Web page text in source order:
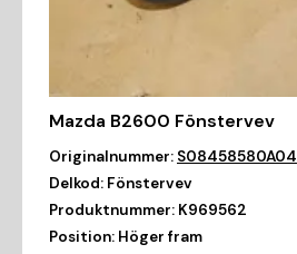
Mazda B2600 Fönstervev
Originalnummer: S08458580A04
Delkod: Fönstervev
Produktnummer: K969562
Position: Höger fram